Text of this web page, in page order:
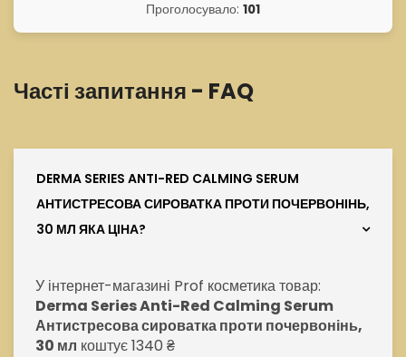
Проголосувало: 101
Часті запитання - FAQ
DERMA SERIES ANTI-RED CALMING SERUM
АНТИСТРЕСОВА СИРОВАТКА ПРОТИ ПОЧЕРВОНІНЬ,
30 МЛ ЯКА ЦІНА?
У інтернет-магазині Prof косметика товар:
Derma Series Anti-Red Calming Serum
Антистресова сироватка проти почервонінь,
30 мл коштує 1340 ₴